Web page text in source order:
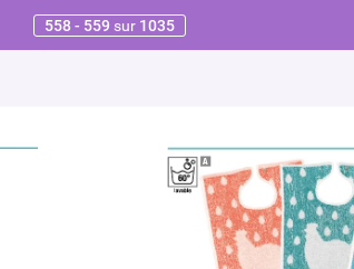
558 - 559 sur 1035
A